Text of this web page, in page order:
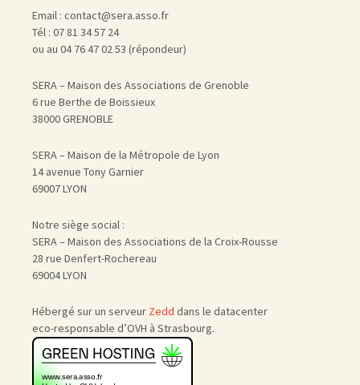
Email : contact@sera.asso.fr
Tél : 07 81 34 57 24
ou au 04 76 47 02 53 (répondeur)
SERA – Maison des Associations de Grenoble
6 rue Berthe de Boissieux
38000 GRENOBLE
SERA – Maison de la Métropole de Lyon
14 avenue Tony Garnier
69007 LYON
Notre siège social :
SERA – Maison des Associations de la Croix-Rousse
28 rue Denfert-Rochereau
69004 LYON
Hébergé sur un serveur Zedd dans le datacenter
eco-responsable d’OVH à Strasbourg.